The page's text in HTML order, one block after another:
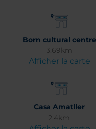
Born cultural centre
3.69km
Afficher la carte
Casa Amatller
2.4km